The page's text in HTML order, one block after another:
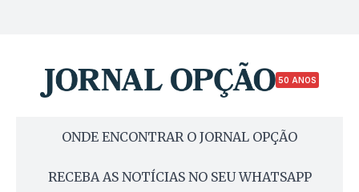
50 ANOS
ONDE ENCONTRAR O JORNAL OPÇÃO
RECEBA AS NOTÍCIAS NO SEU WHATSAPP